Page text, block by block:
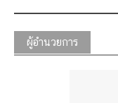
ผู้อำนวยการ